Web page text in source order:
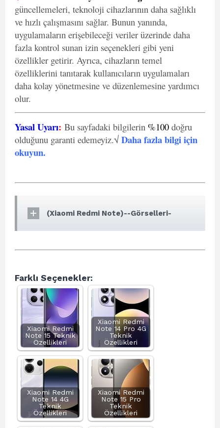
güncellemeleri, teknoloji cihazlarının daha sağlıklı
ve hızlı çalışmasını sağlar. Bunun yanında,
uygulamaların erişebileceği veriler üzerinde daha
fazla kontrol sunan izin seçenekleri gibi yeni
özellikler getirir. Ayrıca, cihazların temel
özelliklerini tanıtarak kullanıcıların uygulamaları
daha kolay yönetmesine ve düzenlemesine yardımcı
olur.
Yasal Uyarı: Bu sayfadaki bilgilerin %100 doğru
olduğunu garanti edemeyiz.√ Daha fazla bilgi için
okuyun.
(Xiaomi Redmi Note)--Görselleri-
Farklı Seçenekler:
Xiaomi Redmi
Note 15 Teknik
Özellikleri
Xiaomi Redmi
Note 14 Pro 4G
Teknik
Özellikleri
Xiaomi Redmi
Note 14 4G
Teknik
Özellikleri
Xiaomi Redmi
Note 15 Pro
Teknik
Özellikleri